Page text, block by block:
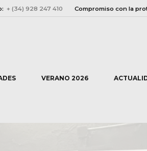
+ (34) 928 247 410 Compromiso con la
VERANO 2026